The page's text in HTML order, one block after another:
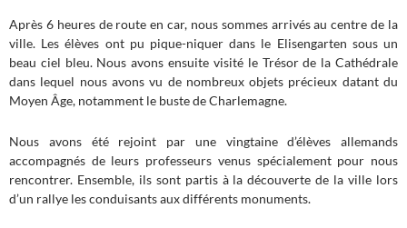
Après 6 heures de route en car, nous sommes arrivés au centre de la
ville. Les élèves ont pu pique-niquer dans le Elisengarten sous un
beau ciel bleu. Nous avons ensuite visité le Trésor de la Cathédrale
dans lequel nous avons vu de nombreux objets précieux datant du
Moyen Âge, notamment le buste de Charlemagne.
Nous avons été rejoint par une vingtaine d’élèves allemands
accompagnés de leurs professeurs venus spécialement pour nous
rencontrer. Ensemble, ils sont partis à la découverte de la ville lors
d’un rallye les conduisants aux différents monuments.